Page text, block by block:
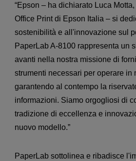
“Epson – ha dichiarato Luca
Office Print di Epson Italia – si
sostenibilità e all'innovazione sul
PaperLab A-8100 rappresenta un
avanti nella nostra missione di
strumenti necessari per operare in
garantendo al contempo la
informazioni. Siamo orgogliosi di
tradizione di eccellenza e
nuovo modello.”
PaperLab sottolinea e ribadisce